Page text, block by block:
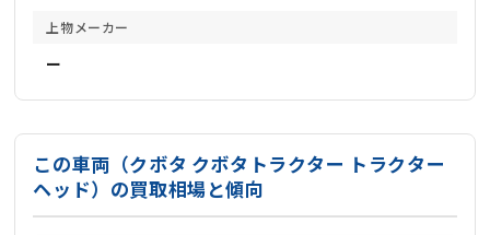
上物メーカー
ー
この車両（クボタ クボタトラクター トラクター
ヘッド）の買取相場と傾向